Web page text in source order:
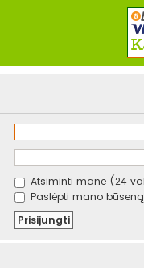
Atsiminti mane (24
Paslėpti mano